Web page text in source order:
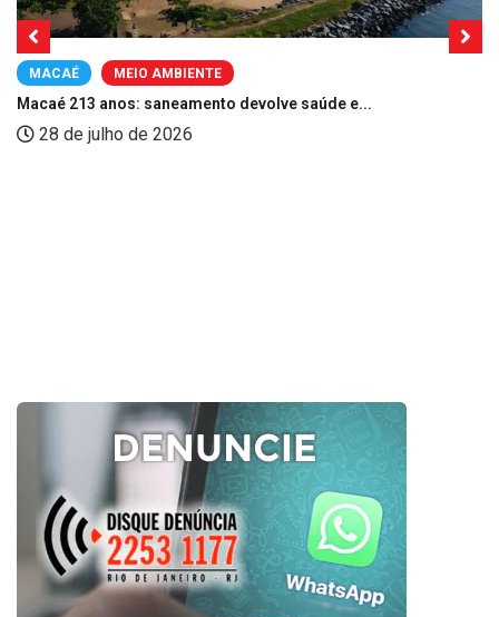
MACAÉ MEIO AMBIENTE
Macaé 213 anos: saneamento devolve saúde e...
28 de julho de 2026